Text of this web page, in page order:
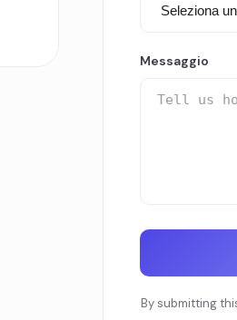
Messaggio
By submitting